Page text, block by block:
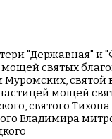
"Державная" и
святых
Муромских,
мощей
святого
Владимира